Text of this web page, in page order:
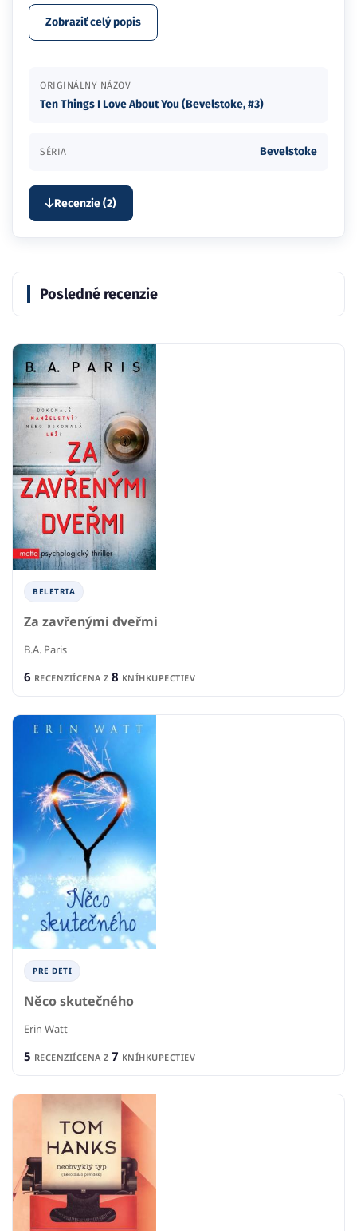
Zobraziť celý popis
ORIGINÁLNY NÁZOV
Ten Things I Love About You (Bevelstoke, #3)
SÉRIA Bevelstoke
Recenzie (2)
Posledné recenzie
BELETRIA
Za zavřenými dveřmi
B.A. Paris
6 RECENZIÍCENA Z 8 KNÍHKUPECTIEV
PRE DETI
Něco skutečného
Erin Watt
5 RECENZIÍCENA Z 7 KNÍHKUPECTIEV